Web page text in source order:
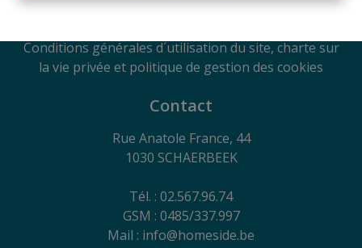
RC Professionnelle et Cautionnement via Axa
Conditions générales d´utilisation du site, charte sur
la vie privée et politique de gestion des cookies
Contact
Rue Anatole France, 44
1030 SCHAERBEEK
Tél. : 02.567.96.74
GSM : 0485/337.997
Mail : info@homeside.be